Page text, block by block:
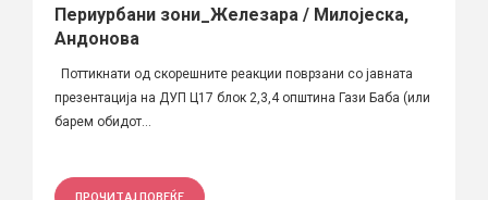
Периурбани зони_Железара / Милојеска,
Андонова
Поттикнати од скорешните реакции поврзани со јавната
презентација на ДУП Ц17 блок 2,3,4 општина Гази Баба (или
барем обидот...
ПРОЧИТАЈ ПОВЕЌЕ